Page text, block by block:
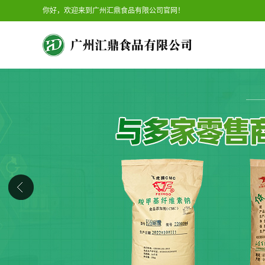
你好，欢迎来到广州汇鼎食品有限公司官网！